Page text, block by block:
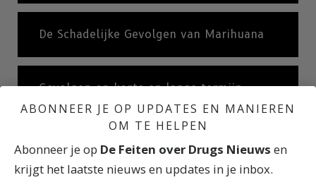
De Schadelijke Gevolgen van Marihuana
Gevolgen op korte en lange termijn
ABONNEER JE OP UPDATES EN MANIEREN
OM TE HELPEN
Abonneer je op De Feiten over Drugs Nieuws en
krijgt het laatste nieuws en updates in je inbox.